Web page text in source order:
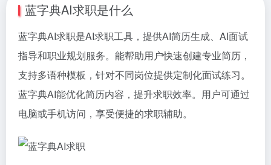
蓝字典AI求职是什么
蓝字典AI求职是AI求职工具，提供AI简历生成、AI面试
指导和职业规划服务。能帮助用户快速创建专业简历，
支持多语种模板，针对不同岗位提供定制化面试练习。
蓝字典AI能优化简历内容，提升求职效率。用户可通过
电脑或手机访问，享受便捷的求职辅助。